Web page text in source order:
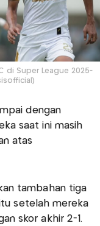
di Super League 2025-
dengan
saat ini masih
atas
tambahan tiga
setelah mereka
skor akhir 2-1.